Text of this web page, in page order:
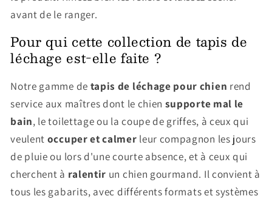
avant de le ranger.
Pour qui cette collection de tapis de
léchage est-elle faite ?
Notre gamme de tapis de léchage pour chien rend
service aux maîtres dont le chien supporte mal le
bain, le toilettage ou la coupe de griffes, à ceux qui
veulent occuper et calmer leur compagnon les jours
de pluie ou lors d'une courte absence, et à ceux qui
cherchent à ralentir un chien gourmand. Il convient à
tous les gabarits, avec différents formats et systèmes